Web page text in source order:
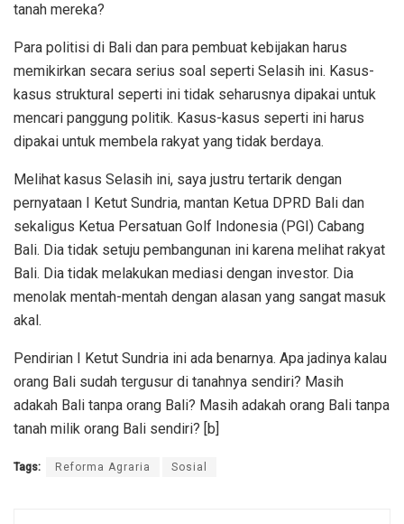
tanah mereka?
Para politisi di Bali dan para pembuat kebijakan harus
memikirkan secara serius soal seperti Selasih ini. Kasus-
kasus struktural seperti ini tidak seharusnya dipakai untuk
mencari panggung politik. Kasus-kasus seperti ini harus
dipakai untuk membela rakyat yang tidak berdaya.
Melihat kasus Selasih ini, saya justru tertarik dengan
pernyataan I Ketut Sundria, mantan Ketua DPRD Bali dan
sekaligus Ketua Persatuan Golf Indonesia (PGI) Cabang
Bali. Dia tidak setuju pembangunan ini karena melihat rakyat
Bali. Dia tidak melakukan mediasi dengan investor. Dia
menolak mentah-mentah dengan alasan yang sangat masuk
akal.
Pendirian I Ketut Sundria ini ada benarnya. Apa jadinya kalau
orang Bali sudah tergusur di tanahnya sendiri? Masih
adakah Bali tanpa orang Bali? Masih adakah orang Bali tanpa
tanah milik orang Bali sendiri? [b]
Tags: Reforma Agraria Sosial